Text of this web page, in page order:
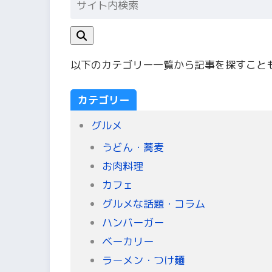
以下のカテゴリー一覧から記事を探すこと
カテゴリー
グルメ
うどん・蕎麦
お肉料理
カフェ
グルメな話題・コラム
ハンバーガー
ベーカリー
ラーメン・つけ麺